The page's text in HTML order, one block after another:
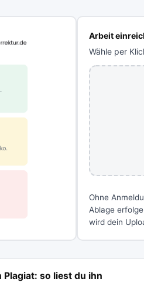
Arbeit
Wähle per
Ohne
Ablage
wird dein
Plagiat: so liest du ihn